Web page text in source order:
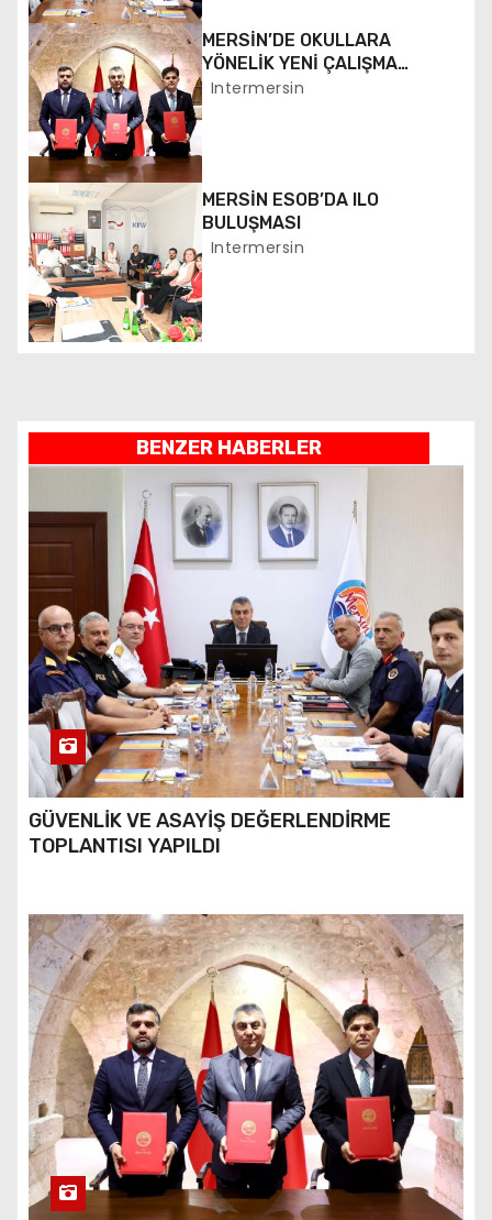
i
n
m
e
s
i
MERSİN’DE OKULLARA
YÖNELİK YENİ ÇALIŞMA
BAŞLATILDI
Intermersin
MERSİN ESOB’DA ILO
BULUŞMASI
Intermersin
BENZER HABERLER
GÜVENLİK VE ASAYİŞ DEĞERLENDİRME
TOPLANTISI YAPILDI